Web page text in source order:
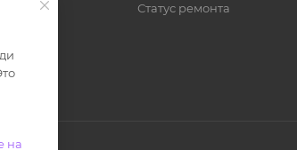
Статус ремонта
на